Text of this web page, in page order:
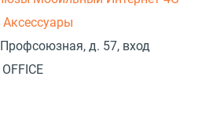
Аксессуары
д. 57, вход